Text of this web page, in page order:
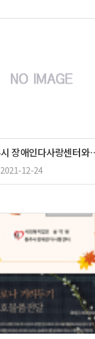
충주시 장애인다사랑
2021-12-24